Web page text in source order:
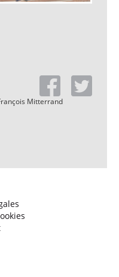
Mitterrand